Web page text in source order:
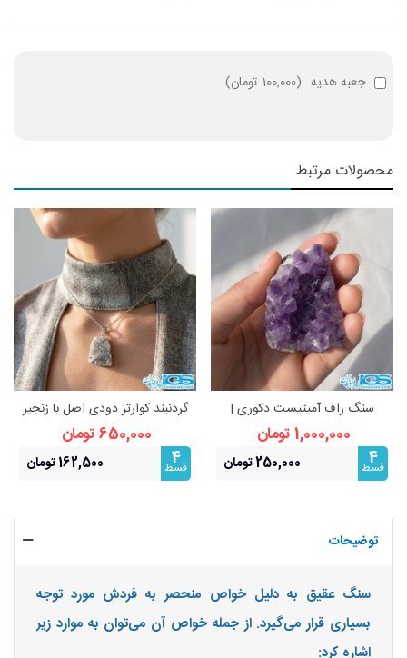
جعبه هدیه (100,000 تومان )
محصولات مرتبط
سنگ راف آمیتیست دکوری |
زیبایی طبیعی و انرژی‌بخش
1,000,000 تومان
4
قسط 250,000 تومان
گردنبند کوارتز دودی اصل با زنجیر
استیل | آرامش و محافظت انرژی
650,000 تومان
4
قسط 162,500 تومان
توضیحات
سنگ عقیق به دلیل خواص منحصر به فردش مورد توجه
بسیاری قرار می‌گیرد. از جمله خواص آن می‌توان به موارد زیر
اشاره کرد: